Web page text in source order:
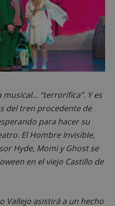
“terrorífica”. Y es
del tren procedente de
para hacer su
El Hombre Invisible,
Hyde, Momi y Ghost se
en el viejo Castillo de
Vallejo asistirá a un hecho